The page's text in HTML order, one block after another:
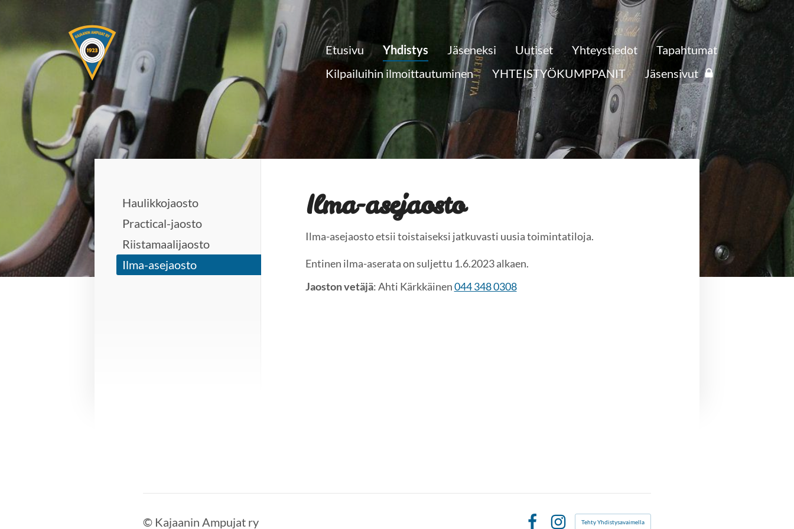
sisältöön
Kajaanin Ampujat ry Etusivu Yhdistys Jäseneksi Uutiset Yhteystiedot
Tapahtumat
Kilpailuihin ilmoittautuminen
YHTEISTYÖKUMPPANIT Jäsensivut
Haulikkojaosto
Practical-jaosto
Riistamaalijaosto
Ilma-asejaosto
Ilma-asejaosto
Ilma-asejaosto etsii toistaiseksi jatkuvasti uusia toimintatiloja.
Entinen ilma-aserata on suljettu 1.6.2023 alkaen.
Jaoston vetäjä: Ahti Kärkkäinen044 348 0308
© Kajaanin Ampujat ry
Tehty Yhdistysavaimella